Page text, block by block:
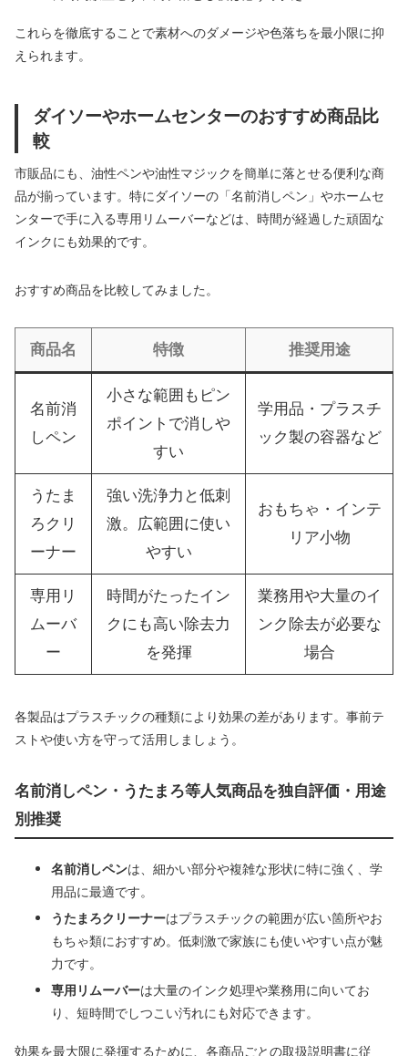
これらを徹底することで素材へのダメージや色落ちを最小限に抑
えられます。
ダイソーやホームセンターのおすすめ商品比
較
市販品にも、油性ペンや油性マジックを簡単に落とせる便利な商
品が揃っています。特にダイソーの「名前消しペン」やホームセ
ンターで手に入る専用リムーバーなどは、時間が経過した頑固な
インクにも効果的です。
おすすめ商品を比較してみました。
商品名 特徴 推奨用途
名前消
しペン
小さな範囲もピン
ポイントで消しや
すい
学用品・プラスチ
ック製の容器など
うたま
ろクリ
ーナー
強い洗浄力と低刺
激。広範囲に使い
やすい
おもちゃ・インテ
リア小物
専用リ
ムーバ
ー
時間がたったイン
クにも高い除去力
を発揮
業務用や大量のイ
ンク除去が必要な
場合
各製品はプラスチックの種類により効果の差があります。事前テ
ストや使い方を守って活用しましょう。
名前消しペン・うたまろ等人気商品を独自評価・用途
別推奨
名前消しペンは、細かい部分や複雑な形状に特に強く、学
用品に最適です。
うたまろクリーナーはプラスチックの範囲が広い箇所やお
もちゃ類におすすめ。低刺激で家族にも使いやすい点が魅
力です。
専用リムーバーは大量のインク処理や業務用に向いてお
り、短時間でしつこい汚れにも対応できます。
効果を最大限に発揮するために、各商品ごとの取扱説明書に従